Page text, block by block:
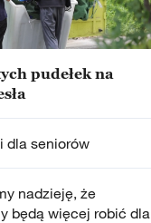
pudełek na
dla seniorów
nadzieję, że
będą więcej robić dla